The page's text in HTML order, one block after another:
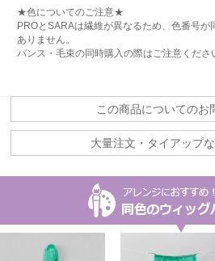
★色についてのご注意★
PROとSARAは繊維が異なるため、色番号が
ありません。
バンス・毛束の同時購入の際はご注意くださ
この商品についてのお
大量注文・タイアップ